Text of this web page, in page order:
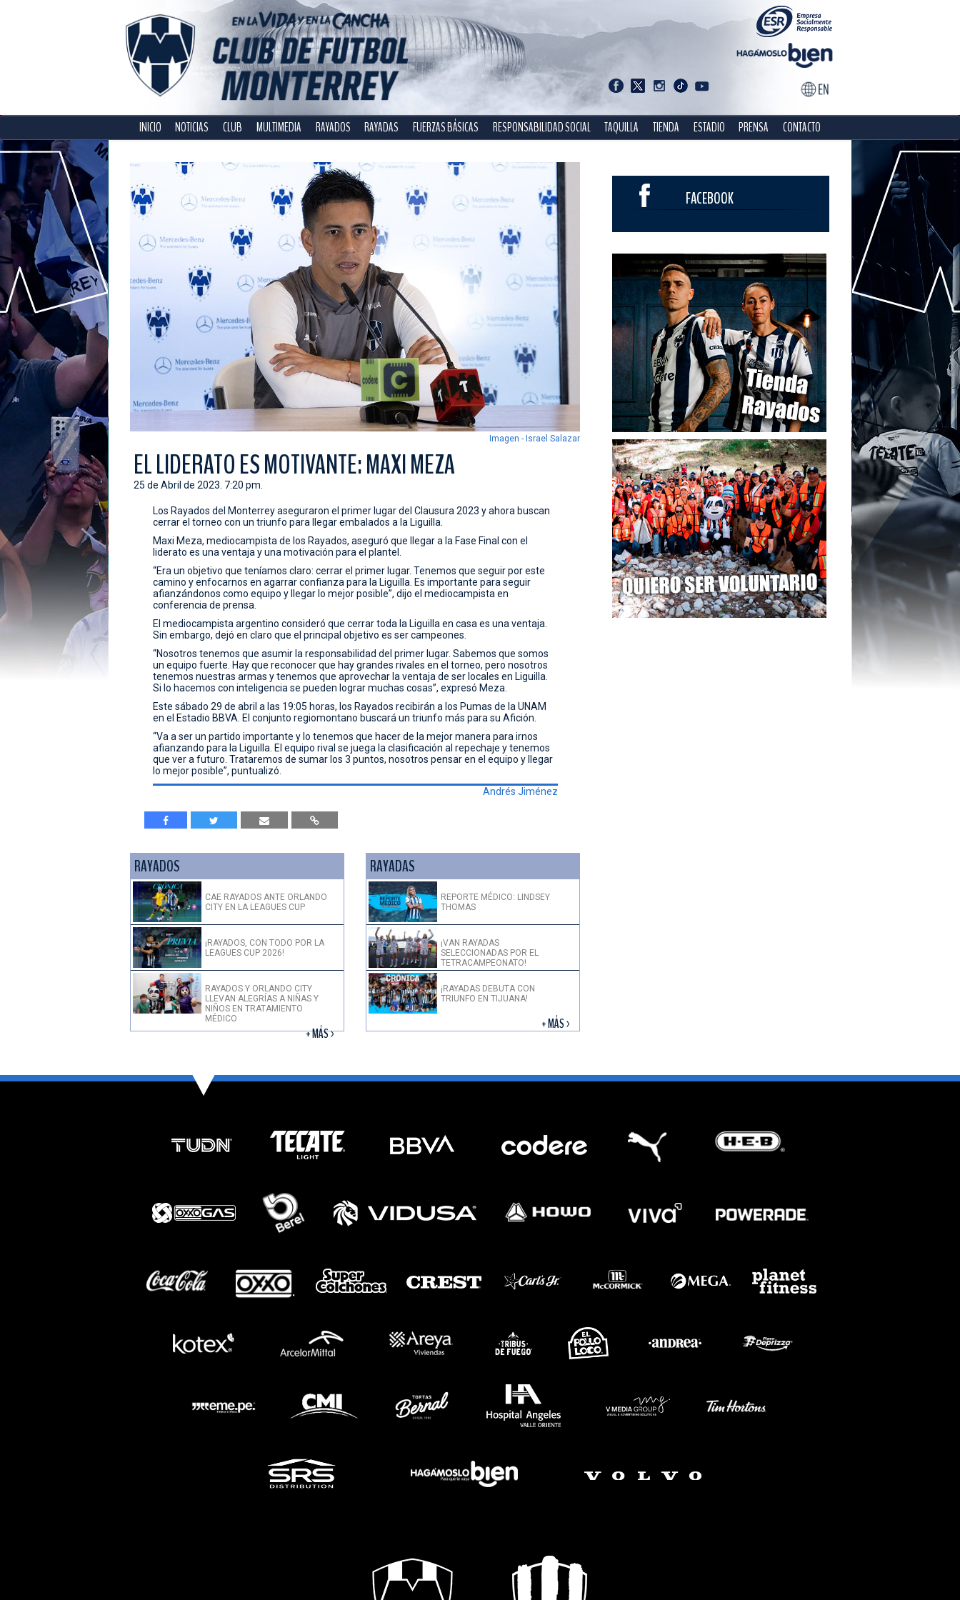
INICIO NOTICIAS CLUB MULTIMEDIA RAYADOS RAYADAS FUERZAS BÁSICAS RESPONSABILIDAD SOCIAL TAQUILLA TIENDA ESTADIO PRENSA CONTACTO
Imagen - Israel Salazar
EL LIDERATO ES MOTIVANTE: MAXI MEZA
25 de Abril de 2023. 7:20 pm.
Los Rayados del Monterrey aseguraron el primer lugar del Clausura 2023 y ahora buscan
cerrar el torneo con un triunfo para llegar embalados a la Liguilla.
Maxi Meza, mediocampista de los Rayados, aseguró que llegar a la Fase Final con el
liderato es una ventaja y una motivación para el plantel.
“Era un objetivo que teníamos claro: cerrar el primer lugar. Tenemos que seguir por este
camino y enfocarnos en agarrar confianza para la Liguilla. Es importante para seguir
afianzándonos como equipo y llegar lo mejor posible”, dijo el mediocampista en
conferencia de prensa.
El mediocampista argentino consideró que cerrar toda la Liguilla en casa es una ventaja.
Sin embargo, dejó en claro que el principal objetivo es ser campeones.
“Nosotros tenemos que asumir la responsabilidad del primer lugar. Sabemos que somos
un equipo fuerte. Hay que reconocer que hay grandes rivales en el torneo, pero nosotros
tenemos nuestras armas y tenemos que aprovechar la ventaja de ser locales en Liguilla.
Si lo hacemos con inteligencia se pueden lograr muchas cosas”, expresó Meza.
Este sábado 29 de abril a las 19:05 horas, los Rayados recibirán a los Pumas de la UNAM
en el Estadio BBVA. El conjunto regiomontano buscará un triunfo más para su Afición.
“Va a ser un partido importante y lo tenemos que hacer de la mejor manera para irnos
afianzando para la Liguilla. El equipo rival se juega la clasificación al repechaje y tenemos
que ver a futuro. Trataremos de sumar los 3 puntos, nosotros pensar en el equipo y llegar
lo mejor posible”, puntualizó.
Andrés Jiménez
RAYADOS
CAE RAYADOS ANTE ORLANDO
CITY EN LA LEAGUES CUP
¡RAYADOS, CON TODO POR LA
LEAGUES CUP 2026!
RAYADOS Y ORLANDO CITY
LLEVAN ALEGRÍAS A NIÑAS Y
NIÑOS EN TRATAMIENTO
MÉDICO
+ MÁS >
RAYADAS
REPORTE MÉDICO: LINDSEY
THOMAS
¡VAN RAYADAS
SELECCIONADAS POR EL
TETRACAMPEONATO!
¡RAYADAS DEBUTA CON
TRIUNFO EN TIJUANA!
+ MÁS >
FACEBOOK